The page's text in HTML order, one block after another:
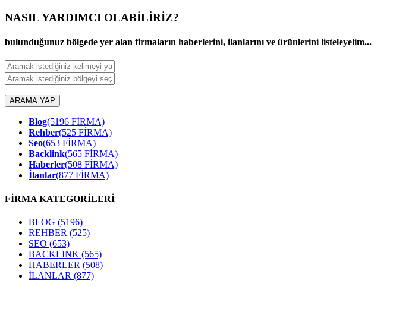
NASIL YARDIMCI OLABİLİRİZ?
bulunduğunuz bölgede yer alan firmaların haberlerini, ilanlarını ve ürünlerini listeleyelim...
ARAMA YAP
Blog(5196 FİRMA)
Rehber(525 FİRMA)
Seo(653 FİRMA)
Backlink(565 FİRMA)
Haberler(508 FİRMA)
İlanlar(877 FİRMA)
FİRMA KATEGORİLERİ
BLOG (5196)
REHBER (525)
SEO (653)
BACKLINK (565)
HABERLER (508)
İLANLAR (877)